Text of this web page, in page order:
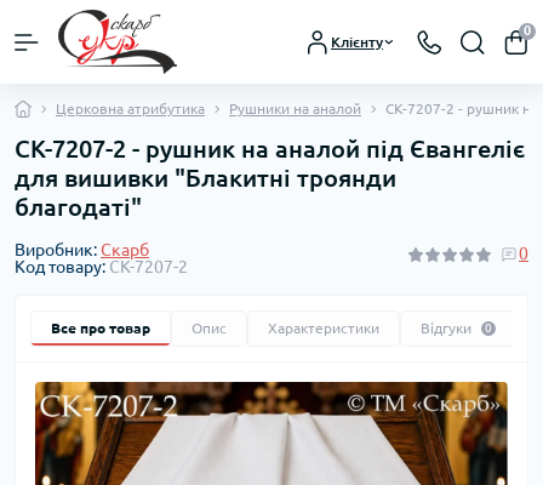
Клієнту
0
Церковна атрибутика Рушники на аналой СК-7207-2 - рушник на
СК-7207-2 - рушник на аналой під Євангеліє
для вишивки "Блакитні троянди
благодаті"
Виробник:Скарб
Код товару: СК-7207-2
0
Все про товар Опис Характеристики Відгуки 0